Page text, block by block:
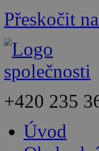
Přeskočit
+420 235
Úvod